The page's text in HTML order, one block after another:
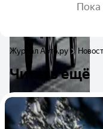
Пока
Журнал Авто.ру
Читать ещё